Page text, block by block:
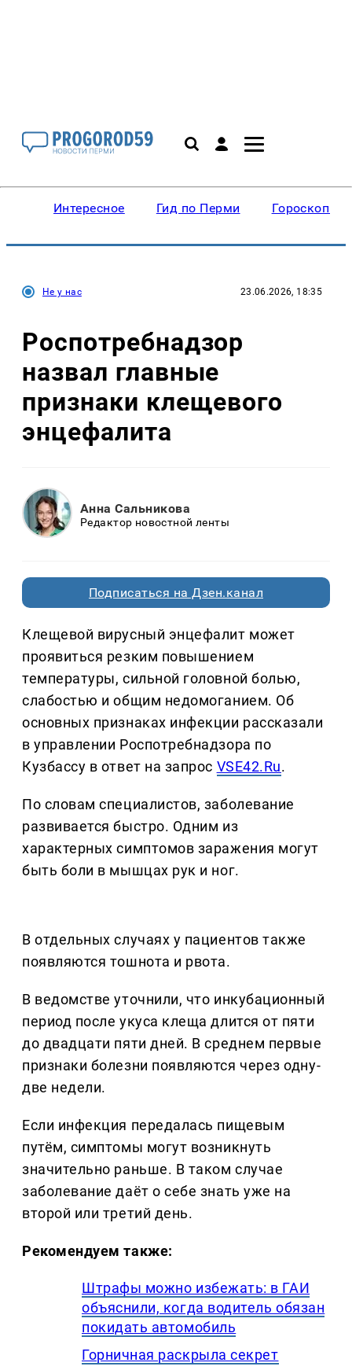
Интересное Гид по Перми Гороскопы
Не у нас 23.06.2026, 18:35
Роспотребнадзор
назвал главные
признаки клещевого
энцефалита
Анна Сальникова
Редактор новостной ленты
Подписаться на Дзен.канал
Клещевой вирусный энцефалит может
проявиться резким повышением
температуры, сильной головной болью,
слабостью и общим недомоганием. Об
основных признаках инфекции рассказали
в управлении Роспотребнадзора по
Кузбассу в ответ на запрос VSE42.Ru.
По словам специалистов, заболевание
развивается быстро. Одним из
характерных симптомов заражения могут
быть боли в мышцах рук и ног.
В отдельных случаях у пациентов также
появляются тошнота и рвота.
В ведомстве уточнили, что инкубационный
период после укуса клеща длится от пяти
до двадцати пяти дней. В среднем первые
признаки болезни появляются через одну-
две недели.
Если инфекция передалась пищевым
путём, симптомы могут возникнуть
значительно раньше. В таком случае
заболевание даёт о себе знать уже на
второй или третий день.
Рекомендуем также:
Штрафы можно избежать: в ГАИ
объяснили, когда водитель обязан
покидать автомобиль
Горничная раскрыла секрет